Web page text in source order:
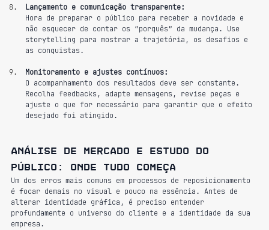
Lançamento e comunicação transparente:
Hora de preparar o público para receber a novidade e
não esquecer de contar os “porquês” da mudança. Use
storytelling para mostrar a trajetória, os desafios e
as conquistas.
Monitoramento e ajustes contínuos:
O acompanhamento dos resultados deve ser constante.
Recolha feedbacks, adapte mensagens, revise peças e
ajuste o que for necessário para garantir que o efeito
desejado foi atingido.
Análise de mercado e estudo do
público: onde tudo começa
Um dos erros mais comuns em processos de reposicionamento
é focar demais no visual e pouco na essência. Antes de
alterar identidade gráfica, é preciso entender
profundamente o universo do cliente e a identidade da sua
empresa.